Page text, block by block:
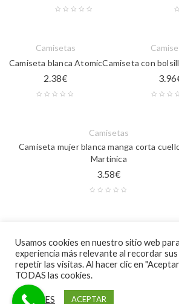
Camisetas
Camiseta blanca Atomic
2.38€
Camiseta con
3.96
Camisetas
Camiseta mujer blanca manga corta
Martinica
3.58€
Camiseta color Braco II
5.35 €
Usamos cookies en nuestro sitio web
experiencia más relevante al recordar
repetir las visitas. Al hacer clic en
TODAS las cookies.
AJUSTES ACEPTAR